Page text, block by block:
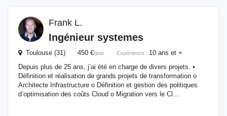
Frank L.
Ingénieur systemes
Toulouse (31) 450 €/jour Expérience : 10 ans et +
Depuis plus de 25 ans, j’ai été en charge de divers projets. •
Définition et réalisation de grands projets de transformation o
Architecte Infrastructure o Définition et gestion des politiques
d’optimisation des coûts Cloud o Migration vers le Cl...